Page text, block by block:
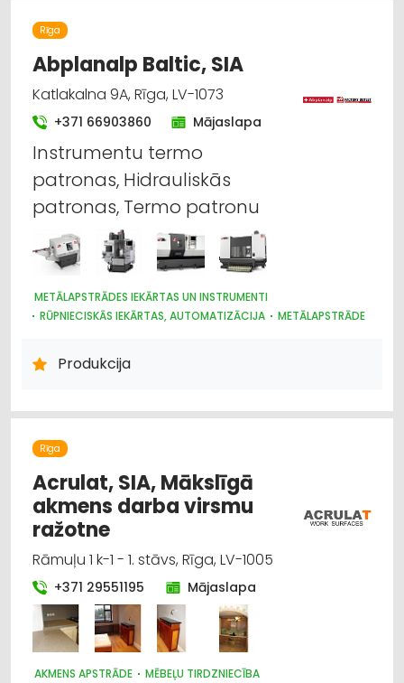
Rīga
Abplanalp Baltic, SIA
Katlakalna 9A, Rīga, LV-1073
+371 66903860 Mājaslapa
Instrumentu termo
patronas, Hidrauliskās
patronas, Termo patronu
METĀLAPSTRĀDES IEKĀRTAS UN INSTRUMENTI
RŪPNIECISKĀS IEKĀRTAS, AUTOMATIZĀCIJA
METĀLAPSTRĀDE
INSTRUMENTU UN DARBARĪKU TIRDZNIECĪBA
Produkcija
Rīga
Acrulat, SIA, Mākslīgā
akmens darba virsmu
ražotne
Rāmuļu 1 k-1 - 1. stāvs, Rīga, LV-1005
+371 29551195 Mājaslapa
AKMENS APSTRĀDE
MĒBEĻU TIRDZNIECĪBA